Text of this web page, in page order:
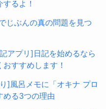
るよ！
じぶんの真の問題を見つ
アプリ]日記を始めるなら
おすすめします！
]風呂メモに「オキナ プロ
める3つの理由